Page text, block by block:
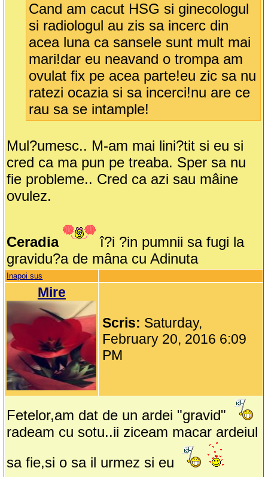
Cand am cacut HSG si ginecologul
si radiologul au zis sa incerc din
acea luna ca sansele sunt mult mai
mari!dar eu neavand o trompa am
ovulat fix pe acea parte!eu zic sa nu
ratezi ocazia si sa incerci!nu are ce
rau sa se intample!
Mul?umesc.. M-am mai lini?tit si eu si
cred ca ma pun pe treaba. Sper sa nu
fie probleme.. Cred ca azi sau mâine
ovulez.
Ceradia
î?i ?in pumnii sa fugi la
gravidu?a de mâna cu Adinuta
Inapoi sus
Mire
Scris: Saturday,
February 20, 2016 6:09
PM
Fetelor,am dat de un ardei "gravid"
radeam cu sotu..ii ziceam macar ardeiul
sa fie,si o sa il urmez si eu